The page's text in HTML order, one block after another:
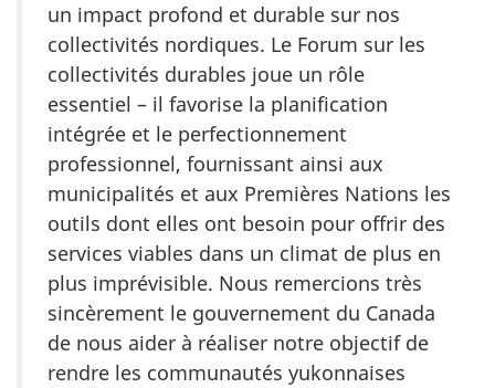
un impact profond et durable sur nos
collectivités nordiques. Le Forum sur les
collectivités durables joue un rôle
essentiel – il favorise la planification
intégrée et le perfectionnement
professionnel, fournissant ainsi aux
municipalités et aux Premières Nations les
outils dont elles ont besoin pour offrir des
services viables dans un climat de plus en
plus imprévisible. Nous remercions très
sincèrement le gouvernement du Canada
de nous aider à réaliser notre objectif de
rendre les communautés yukonnaises